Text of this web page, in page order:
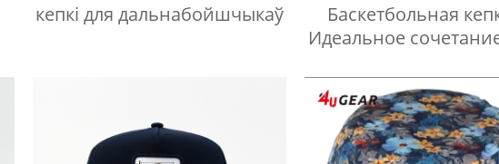
кепкі для дальнабойшчыкаў
Баскетбольная
Идеальное